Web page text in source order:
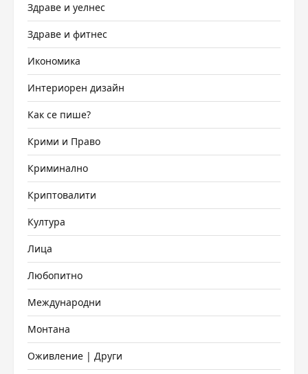
Здраве и уелнес
Здраве и фитнес
Икономика
Интериорен дизайн
Как се пише?
Крими и Право
Криминално
Криптовалити
Култура
Лица
Любопитно
Международни
Монтана
Оживление | Други